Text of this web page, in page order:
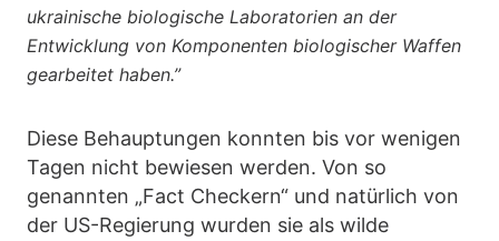
ukrainische biologische Laboratorien an der
Entwicklung von Komponenten biologischer Waffen
gearbeitet haben.”
Diese Behauptungen konnten bis vor wenigen
Tagen nicht bewiesen werden. Von so
genannten „Fact Checkern“ und natürlich von
der US-Regierung wurden sie als wilde